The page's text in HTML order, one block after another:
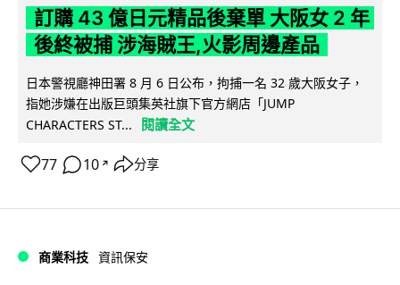
訂購 43 億日元精品後棄單 大阪女 2 年
後終被捕 涉海賊王,火影周邊產品
日本警視廳神田署 8 月 6 日公布，拘捕一名 32 歲大阪女子，
指她涉嫌在出版巨頭集英社旗下官方網店「JUMP
CHARACTERS ST...
閱讀全文
77 10 ↗ 分享
商業科技 資訊保安